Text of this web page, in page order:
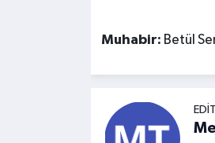
Muhabir: Betül